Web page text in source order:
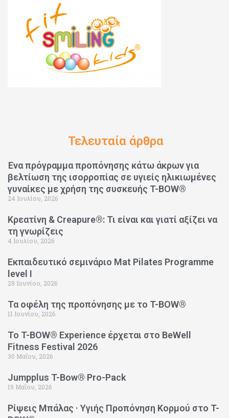
Τελευταία άρθρα
Ένα πρόγραμμα προπόνησης κάτω άκρων για
βελτίωση της ισορροπίας σε υγιείς ηλικιωμένες
γυναίκες με χρήση της συσκευής T-BOW®
24 Ιουλίου, 2026
Κρεατίνη & Creapure®: Τι είναι και γιατί αξίζει να
τη γνωρίζεις
4 Ιουλίου, 2026
Εκπαιδευτικό σεμινάριο Mat Pilates Programme
level I
29 Ιουνίου, 2026
Τα οφέλη της προπόνησης με το T-BOW®
11 Ιουνίου, 2026
Το T-BOW® Experience έρχεται στο BeWell
Fitness Festival 2026
30 Μαΐου, 2026
Jumpplus T-Bow® Pro-Pack
19 Μαΐου, 2026
Ρίψεις Μπάλας · Υγιής Προπόνηση Κορμού στο T-